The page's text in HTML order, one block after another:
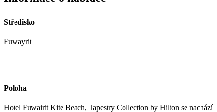
Středisko
Fuwayrit
Poloha
Hotel Fuwairit Kite Beach, Tapestry Collection by Hilton se nachází